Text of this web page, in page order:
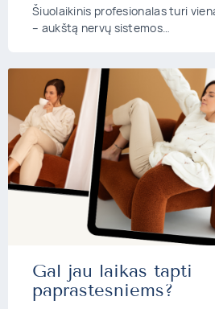
Šiuolaikinis profesionalas turi
– aukštą nervų sistemos…
Gal jau laikas tapti
paprastesniems?